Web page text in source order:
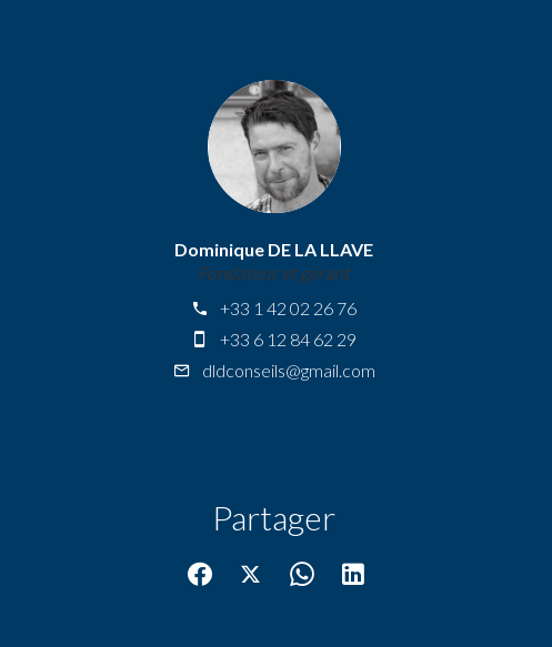
Dominique DE LA LLAVE
Fondateur et gérant
+33 1 42 02 26 76
+33 6 12 84 62 29
dldconseils@gmail.com
Partager